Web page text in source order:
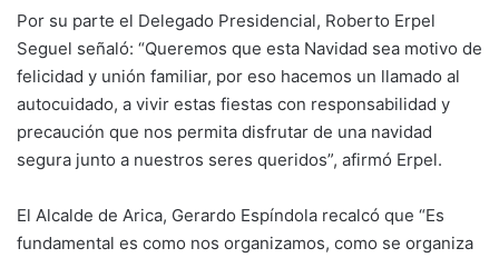
Por su parte el Delegado Presidencial, Roberto Erpel
Seguel señaló: “Queremos que esta Navidad sea motivo de
felicidad y unión familiar, por eso hacemos un llamado al
autocuidado, a vivir estas fiestas con responsabilidad y
precaución que nos permita disfrutar de una navidad
segura junto a nuestros seres queridos”, afirmó Erpel.
El Alcalde de Arica, Gerardo Espíndola recalcó que “Es
fundamental es como nos organizamos, como se organiza